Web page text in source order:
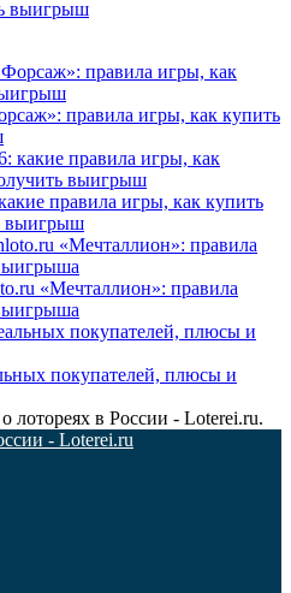
выигрыш
правила игры, как купить
правила игры, как купить
выигрыш
«Мечталлион»: правила
покупателей, плюсы и
лотореях в России - Loterei.ru.